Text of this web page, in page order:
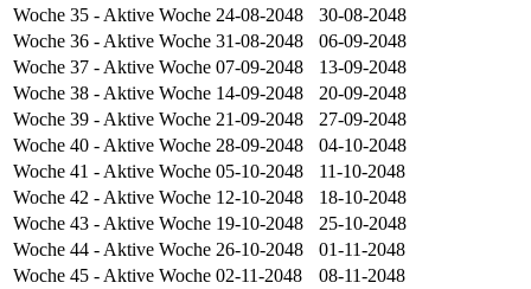
Woche 35 - Aktive Woche 24-08-2048
30-08-2048
Woche 36 - Aktive Woche 31-08-2048
06-09-2048
Woche 37 - Aktive Woche 07-09-2048
13-09-2048
Woche 38 - Aktive Woche 14-09-2048
20-09-2048
Woche 39 - Aktive Woche 21-09-2048
27-09-2048
Woche 40 - Aktive Woche 28-09-2048
04-10-2048
Woche 41 - Aktive Woche 05-10-2048
11-10-2048
Woche 42 - Aktive Woche 12-10-2048
18-10-2048
Woche 43 - Aktive Woche 19-10-2048
25-10-2048
Woche 44 - Aktive Woche 26-10-2048
01-11-2048
Woche 45 - Aktive Woche 02-11-2048
08-11-2048